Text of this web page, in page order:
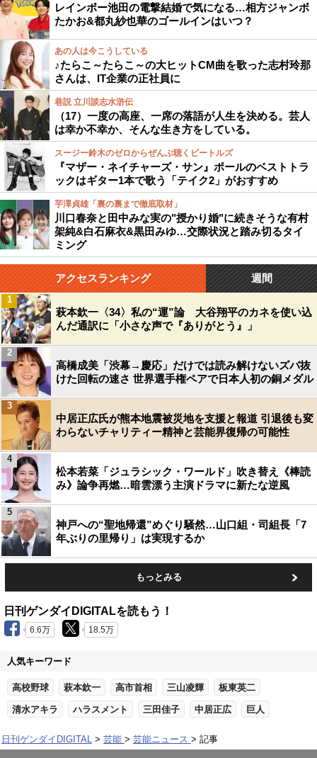
レインボー池田の電撃結婚で気になる…相方ジャンボ
たかお&都丸紗也華のゴールインはいつ？
あの人は今こうしている
♪たらこ～たらこ～の大ヒットCM曲を歌った志村玲那
さんは、IT企業の正社員に
巷説 立川談志水滸伝
（17）一度の高座、一席の落語が人生を決める。芸人
は幸か不幸か、そんな生き方をしている。
スージー鈴木のゼロからぜんぶ聴くビートルズ
『マザー・ネイチャーズ・サン』ポールのベストトラ
ックはギター1本で歌う「テイク2」がおすすめ
芋澤貞雄「裏の裏まで徹底取材」
川口春奈と田中みな実の"授かり婚"に続きそうな有村
架純&白石麻衣&黒田みゆ…交際状況と踏み切るタイ
ミング
アクセスランキング 週間
萩本欽一〈34〉私の“運”論 大谷翔平のカネを使い込
んだ通訳に「小さな声で『ありがとう』」
1
高橋成美「渋幕→慶応」だけでは読み解けないズバ抜
けた回転の速さ 世界選手権ペアで日本人初の銅メダル
2
中居正広氏が熊本地震被災地を支援と報道 引退後も変
わらないチャリティー精神と芸能界復帰の可能性
3
松本若菜「ジュラシック・ワールド」吹き替え《棒読
み》論争再燃…暗雲漂う主演ドラマに新たな逆風
4
神戸への“聖地帰還”めぐり騒然…山口組・司組長「7
年ぶりの里帰り」は実現するか
5
もっとみる
日刊ゲンダイDIGITALを読もう！
6.6万 18.5万
人気キーワード
高校野球 萩本欽一 高市首相 三山凌輝 板東英二
清水アキラ ハラスメント 三田佳子 中居正広 巨人
日刊ゲンダイDIGITAL 芸能 芸能ニュース 記事